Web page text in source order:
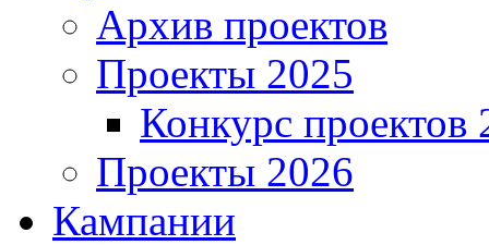
Архив проектов
Проекты 2025
Конкурс проектов
Проекты 2026
Кампании